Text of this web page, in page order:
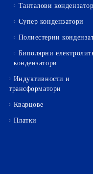
Танталови
Супер кондензатори
Полиестерни
Биполярни
кондензатори
Индуктивности и
трансформатори
Кварцове
Платки